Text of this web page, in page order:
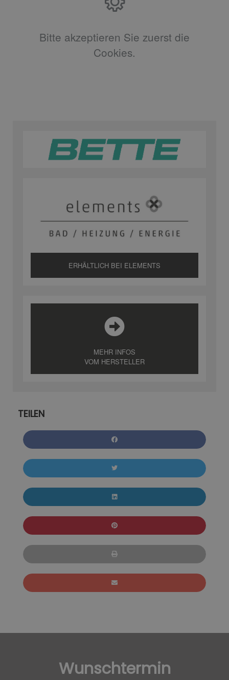
Bitte akzeptieren Sie zuerst die
Cookies.
ERHÄLTLICH BEI ELEMENTS
MEHR INFOS
VOM HERSTELLER
TEILEN
Wunschtermin